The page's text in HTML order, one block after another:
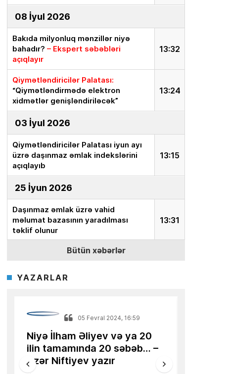
08 İyul 2026
13:32
Bakıda milyonluq mənzillər niyə
bahadır? – Ekspert səbəbləri
açıqlayır
13:24
Qiymətləndiricilər Palatası:
“Qiymətləndirmədə elektron
xidmətlər genişləndiriləcək”
03 İyul 2026
13:15
Qiymətləndiricilər Palatası iyun ayı
üzrə daşınmaz əmlak indekslərini
açıqlayıb
25 İyun 2026
13:31
Daşınmaz əmlak üzrə vahid
məlumat bazasının yaradılması
təklif olunur
18 İyun 2026
Ekspert: “İnvestor milyonları aktivə
Azərbaycanlı alimin məqaləsi
16 İyun 2026
AQP:Azərbaycan avtomobil
Bütün xəbərlər
YAZARLAR
Mikayıl Mirzəzadə
Türkiyə iqtidarı və müxalifəti
keçmiş futbolçularla
seçkilərə qatılacaq, yoxsa…